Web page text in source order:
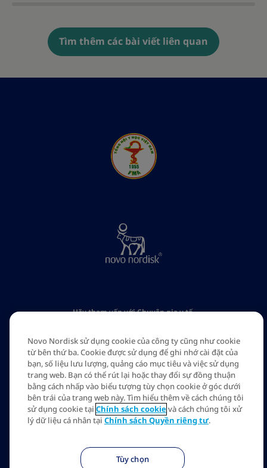
Tìm thêm các bài viết liên quan
​Hãy tham vấn với Chuyên gia y tế.
Chính sách bảo mật và trách nhiệm pháp lý
Về Tổng Hội Y học Việt Nam
Về Novo Nordisk
Liên hệ
Novo Nordisk sử dụng cookie của công ty cũng như cookie
từ bên thứ ba. Cookie được sử dụng để ghi nhớ cài đặt của
bạn, số liệu lưu lượng, quảng cáo mục tiêu và việc sử dụng
trang web. Bạn có thể rút lại hoặc thay đổi sự đồng thuận
bằng cách nhấp vào biểu tượng tùy chọn cookie ở góc dưới
bên trái của trang web này. Tìm hiểu thêm về cách chúng tôi
sử dụng cookie tại Chính sách cookievà cách chúng tôi xử
lý dữ liệu cá nhân tại Chính sách Quyền riêng tư.
Tùy chọn